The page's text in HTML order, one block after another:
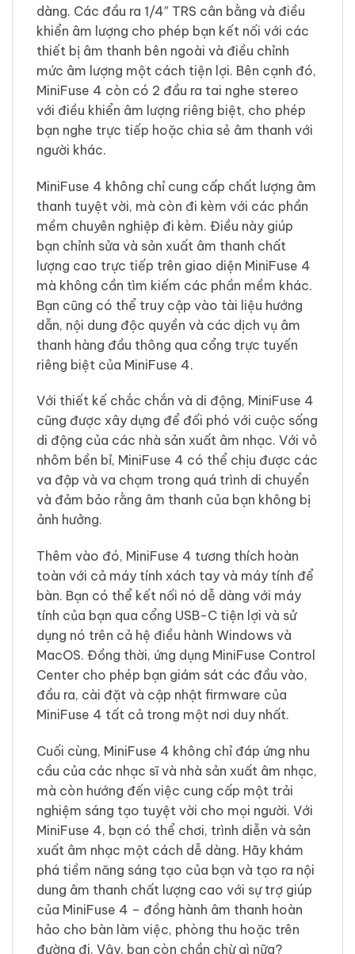
dàng. Các đầu ra 1/4″ TRS cân bằng và điều
khiển âm lượng cho phép bạn kết nối với các
thiết bị âm thanh bên ngoài và điều chỉnh
mức âm lượng một cách tiện lợi. Bên cạnh đó,
MiniFuse 4 còn có 2 đầu ra tai nghe stereo
với điều khiển âm lượng riêng biệt, cho phép
bạn nghe trực tiếp hoặc chia sẻ âm thanh với
người khác.
MiniFuse 4 không chỉ cung cấp chất lượng âm
thanh tuyệt vời, mà còn đi kèm với các phần
mềm chuyên nghiệp đi kèm. Điều này giúp
bạn chỉnh sửa và sản xuất âm thanh chất
lượng cao trực tiếp trên giao diện MiniFuse 4
mà không cần tìm kiếm các phần mềm khác.
Bạn cũng có thể truy cập vào tài liệu hướng
dẫn, nội dung độc quyền và các dịch vụ âm
thanh hàng đầu thông qua cổng trực tuyến
riêng biệt của MiniFuse 4.
Với thiết kế chắc chắn và di động, MiniFuse 4
cũng được xây dựng để đối phó với cuộc sống
di động của các nhà sản xuất âm nhạc. Với vỏ
nhôm bền bỉ, MiniFuse 4 có thể chịu được các
va đập và va chạm trong quá trình di chuyển
và đảm bảo rằng âm thanh của bạn không bị
ảnh hưởng.
Thêm vào đó, MiniFuse 4 tương thích hoàn
toàn với cả máy tính xách tay và máy tính để
bàn. Bạn có thể kết nối nó dễ dàng với máy
tính của bạn qua cổng USB-C tiện lợi và sử
dụng nó trên cả hệ điều hành Windows và
MacOS. Đồng thời, ứng dụng MiniFuse Control
Center cho phép bạn giám sát các đầu vào,
đầu ra, cài đặt và cập nhật firmware của
MiniFuse 4 tất cả trong một nơi duy nhất.
Cuối cùng, MiniFuse 4 không chỉ đáp ứng nhu
cầu của các nhạc sĩ và nhà sản xuất âm nhạc,
mà còn hướng đến việc cung cấp một trải
nghiệm sáng tạo tuyệt vời cho mọi người. Với
MiniFuse 4, bạn có thể chơi, trình diễn và sản
xuất âm nhạc một cách dễ dàng. Hãy khám
phá tiềm năng sáng tạo của bạn và tạo ra nội
dung âm thanh chất lượng cao với sự trợ giúp
của MiniFuse 4 – đồng hành âm thanh hoàn
hảo cho bàn làm việc, phòng thu hoặc trên
đường đi. Vậy, bạn còn chần chừ gì nữa?